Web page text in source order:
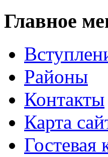
Главное
Районы
Контакты
Карта
Гостевая